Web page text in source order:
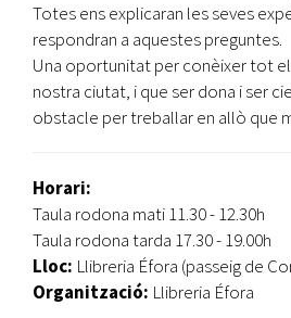
Totes ens explicaran les seves
respondran a aquestes preguntes.
Una oportunitat per conèixer tot
nostra ciutat, i que ser dona i ser
obstacle per treballar en allò que
Horari:
Taula rodona mati 11.30 - 12.30h
Taula rodona tarda 17.30 - 19.00h
Lloc: Llibreria Éfora (passeig de
Organització: Llibreria Éfora